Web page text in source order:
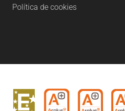
Política de cookies